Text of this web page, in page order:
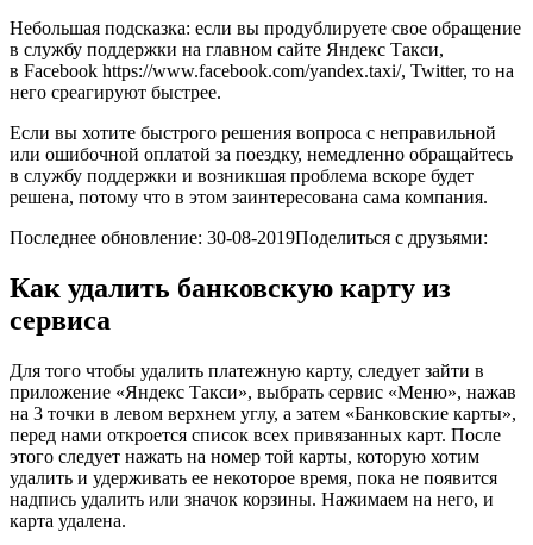
Небольшая подсказка: если вы продублируете свое обращение
в службу поддержки на главном сайте Яндекс Такси,
в Facebook https://www.facebook.com/yandex.taxi/, Twitter, то на
него среагируют быстрее.
Если вы хотите быстрого решения вопроса с неправильной
или ошибочной оплатой за поездку, немедленно обращайтесь
в службу поддержки и возникшая проблема вскоре будет
решена, потому что в этом заинтересована сама компания.
Последнее обновление: 30-08-2019Поделиться с друзьями:
Как удалить банковскую карту из
сервиса
Для того чтобы удалить платежную карту, следует зайти в
приложение «Яндекс Такси», выбрать сервис «Меню», нажав
на 3 точки в левом верхнем углу, а затем «Банковские карты»,
перед нами откроется список всех привязанных карт. После
этого следует нажать на номер той карты, которую хотим
удалить и удерживать ее некоторое время, пока не появится
надпись удалить или значок корзины. Нажимаем на него, и
карта удалена.